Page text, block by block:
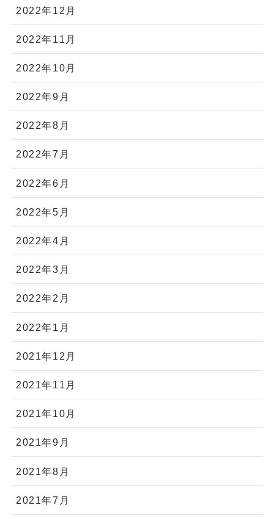
2022年12月
2022年11月
2022年10月
2022年9月
2022年8月
2022年7月
2022年6月
2022年5月
2022年4月
2022年3月
2022年2月
2022年1月
2021年12月
2021年11月
2021年10月
2021年9月
2021年8月
2021年7月